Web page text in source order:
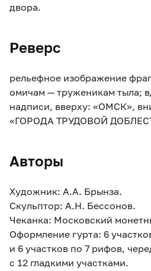
двора.
Реверс
рельефное изображение
омичам — труженикам тыла;
надписи, вверху: «ОМСК»,
«ГОРОДА ТРУДОВОЙ
Авторы
Художник: А.А. Брынза.
Скульптор: А.Н. Бессонов.
Чеканка: Московский
Оформление гурта: 6
и 6 участков по 7 рифов,
с 12 гладкими участками.